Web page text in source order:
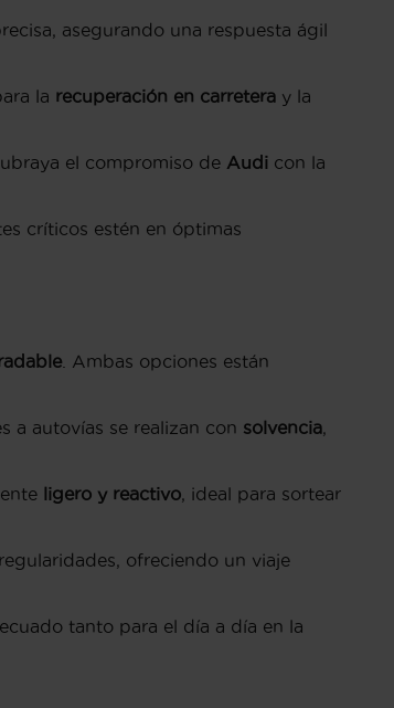
asegurando una respuesta ágil
la recuperación en carretera y la
el compromiso de Audi con la
críticos estén en óptimas
. Ambas opciones están
a autovías se realizan con solvencia,
ligero y reactivo, ideal para sortear
ofreciendo un viaje
tanto para el día a día en la